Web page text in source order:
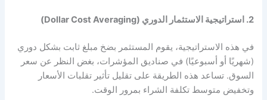
2. استراتيجية الاستثمار الدوري (Dollar Cost Averaging)
في هذه الاستراتيجية، يقوم المستثمر بضخ مبلغ ثابت بشكل دوري
(شهريًا أو أسبوعيًا) في صناديق المؤشرات، بغض النظر عن سعر
السوق. تساعد هذه الطريقة على تقليل تأثير تقلبات الأسعار
وتخفيض متوسط تكلفة الشراء بمرور الوقت.